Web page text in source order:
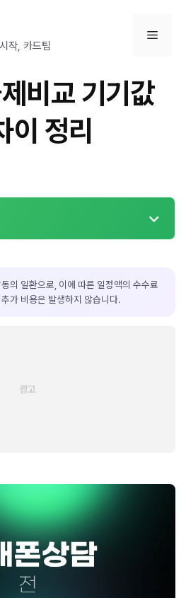
작, 카드팁
메
비교 기기값
이 정리
의 일환으로, 이에 따른 일정액의 수수료
가 비용은 발생하지 않습니다.